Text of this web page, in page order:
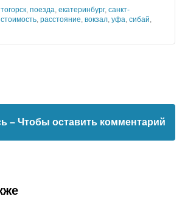
, поезда, екатеринбург, санкт-
стоимость, расстояние, вокзал, уфа, сибай,
– Чтобы оставить комментарий